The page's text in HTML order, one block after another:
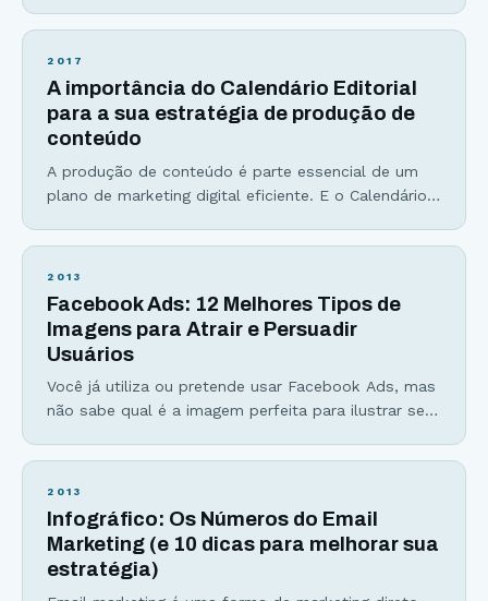
envio de e-mails. Se você não tem uma estratégia
dizem, “deixando dinheiro na mesa”. Aqui estão as
principais razões pelas quais você precisa criar e
2017
A importância do Calendário Editorial
para a sua estratégia de produção de
conteúdo
A produção de conteúdo é parte essencial de um
plano de marketing digital eficiente. E o Calendário
estratégia. Para você, sua empresa ou seu blog
público-alvo: características como sexo, idade, grau
de escolaridade
2013
Facebook Ads: 12 Melhores Tipos de
Imagens para Atrair e Persuadir
Usuários
Você já utiliza ou pretende usar Facebook Ads, mas
não sabe qual é a imagem perfeita para ilustrar seu
12 tipos de imagens que, quando colocadas para
sobre um anúncio que me gerou 5.043
2013
Infográfico: Os Números do Email
Marketing (e 10 dicas para melhorar sua
estratégia)